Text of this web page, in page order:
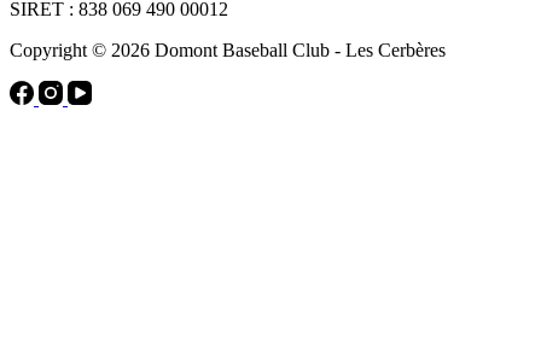
SIRET : 838 069 490 00012
Copyright © 2026 Domont Baseball Club - Les Cerbères